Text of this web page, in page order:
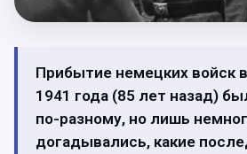
Прибытие немецких войск
1941 года (85 лет назад)
по-разному, но лишь
догадывались, какие